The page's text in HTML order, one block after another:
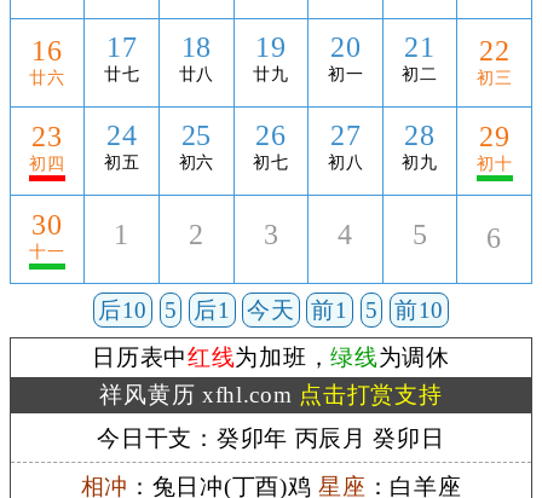
16
廿六
17
廿七
18
廿八
19
廿九
20
初一
21
初二
22
初三
23
初四
24
初五
25
初六
26
初七
27
初八
28
初九
29
初十
30
十一
1 2 3 4 5 6
后10 5 后1 今天 前1 5
前10
日历表中红线为加班，绿线为调休
祥风黄历 xfhl.com 点击打赏支持
今日干支：癸卯年 丙辰月 癸卯日
相冲 ：兔日冲(丁酉)鸡星座 ：白羊座